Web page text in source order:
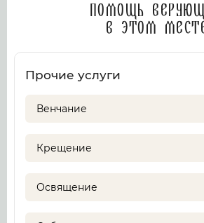
Помощь
в этом
Прочие услуги
Венчание
Крещение
Освящение